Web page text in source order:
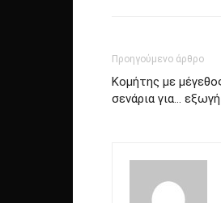
Προηγούμενο άρθρο
Κομήτης με
σενάρια για…